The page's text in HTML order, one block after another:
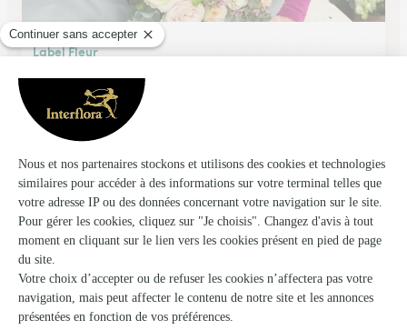
Label Fleur
Beauvais
★4.1 (92)
25, rue de la Madeleine